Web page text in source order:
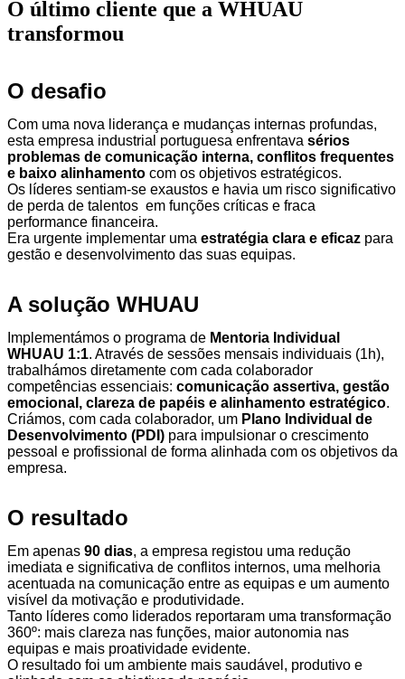
O último cliente que a WHUAU
transformou
O desafio
Com uma nova liderança e mudanças internas profundas,
esta empresa industrial portuguesa enfrentava sérios
problemas de comunicação interna, conflitos frequentes
e baixo alinhamento com os objetivos estratégicos.
Os líderes sentiam-se exaustos e havia um risco significativo
de perda de talentos em funções críticas e fraca
performance financeira.
Era urgente implementar uma estratégia clara e eficaz para
gestão e desenvolvimento das suas equipas.
A solução WHUAU
Implementámos o programa de Mentoria Individual
WHUAU 1:1. Através de sessões mensais individuais (1h),
trabalhámos diretamente com cada colaborador
competências essenciais: comunicação assertiva, gestão
emocional, clareza de papéis e alinhamento estratégico.
Criámos, com cada colaborador, um Plano Individual de
Desenvolvimento (PDI) para impulsionar o crescimento
pessoal e profissional de forma alinhada com os objetivos da
empresa.
O resultado
Em apenas 90 dias, a empresa registou uma redução
imediata e significativa de conflitos internos, uma melhoria
acentuada na comunicação entre as equipas e um aumento
visível da motivação e produtividade.
Tanto líderes como liderados reportaram uma transformação
360º: mais clareza nas funções, maior autonomia nas
equipas e mais proatividade evidente.
O resultado foi um ambiente mais saudável, produtivo e